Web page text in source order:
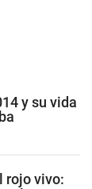
y su vida
rojo vivo: